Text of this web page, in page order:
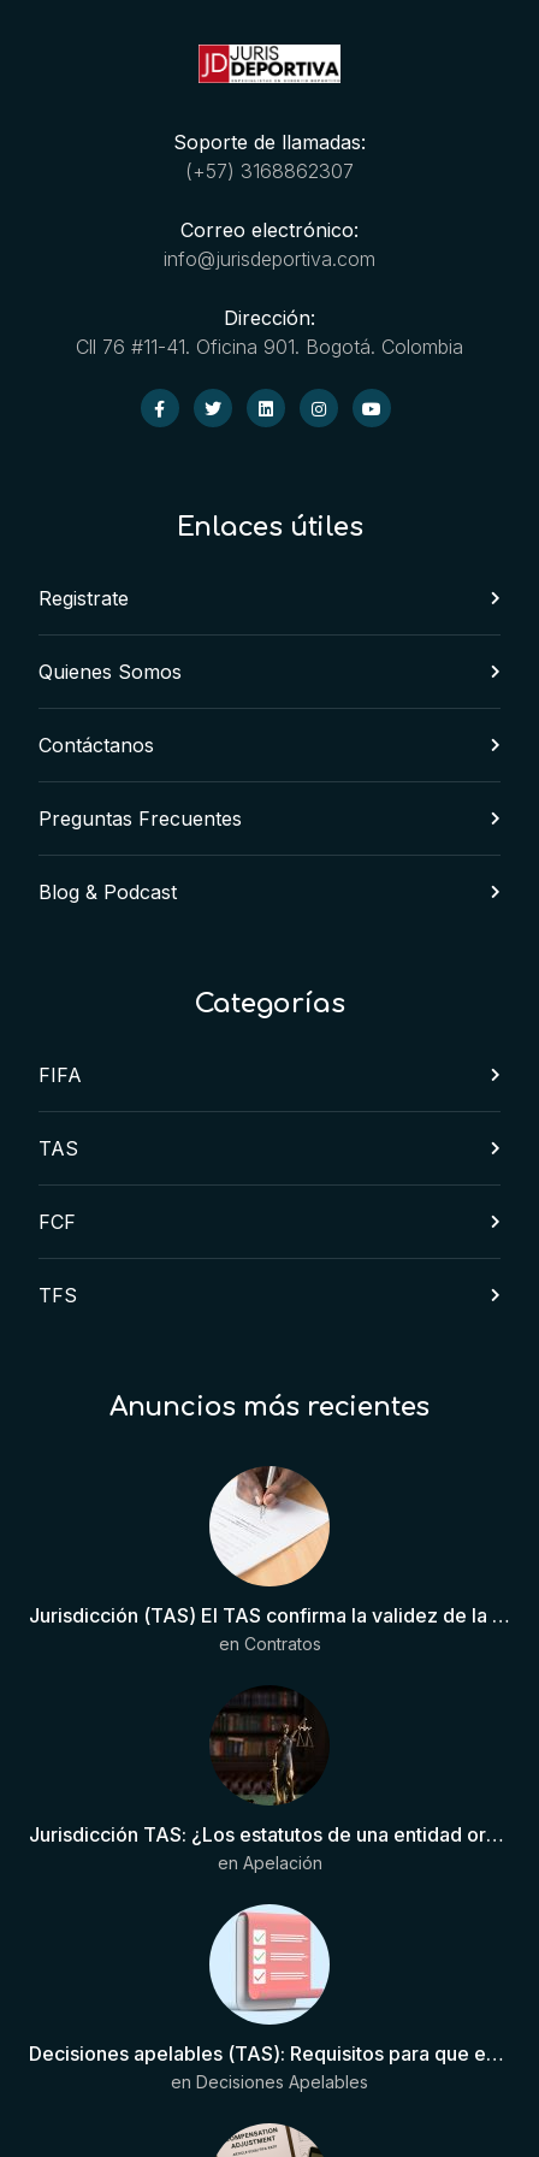
Soporte de llamadas:
(+57) 3168862307
Correo electrónico:
info@jurisdeportiva.com
Dirección:
Cll 76 #11-41. Oficina 901. Bogotá. Colombia
Enlaces útiles
Registrate
Quienes Somos
Contáctanos
Preguntas Frecuentes
Blog & Podcast
Categorías
FIFA
TAS
FCF
TFS
Anuncios más recientes
Jurisdicción (TAS) El TAS confirma la validez de la cláusula de sumisión jurisdiccional en el contrato del futbolista.
en Contratos
Jurisdicción TAS: ¿Los estatutos de una entidad organizadora de una liga de fútbol pueden otorgar competencia de forma directa al TAS?
en Apelación
Decisiones apelables (TAS): Requisitos para que exista una decisión
en Decisiones Apelables